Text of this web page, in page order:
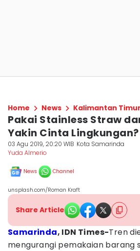
Home News Kalimantan Timur
Pakai Stainless Straw
Yakin Cinta Lingkungan?
03 Agu 2019, 20:20 WIB Kota Samarinda
Yuda Almerio
News Channel
unsplash.com/Roman Kraft
Share Article
Samarinda, IDN Times-Tren
mengurangi pemakaian barang